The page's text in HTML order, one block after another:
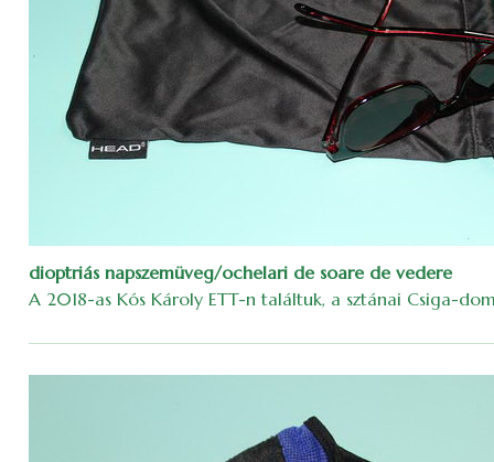
dioptriás napszemüveg/ochelari de soare de vedere
A 2018-as Kós Károly ETT-n találtuk, a sztánai Csiga-